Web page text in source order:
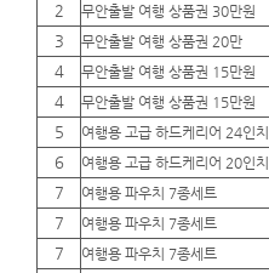
2
무안출발 여행 상품권 30만원
3
무안출발 여행 상품권 20만
4
무안출발 여행 상품권 15만원
4
무안출발 여행 상품권 15만원
5
여행용 고급 하드케리어 24인치
6
여행용 고급 하드케리어 20인치
7
여행용 파우치 7종세트
7
여행용 파우치 7종세트
7
여행용 파우치 7종세트